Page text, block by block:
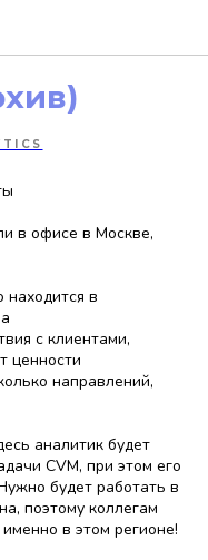
в офисе в Москве,
находится в
с клиентами,
ценности
направлений,
аналитик будет
CVM, при этом его
будет работать в
поэтому коллегам
в этом регионе!